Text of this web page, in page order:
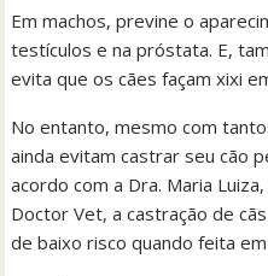
Em machos, previne o
testículos e na próstata. E,
evita que os cães façam xixi
No entanto, mesmo com
ainda evitam castrar seu cão
acordo com a Dra. Maria
Doctor Vet, a castração de
de baixo risco quando feita